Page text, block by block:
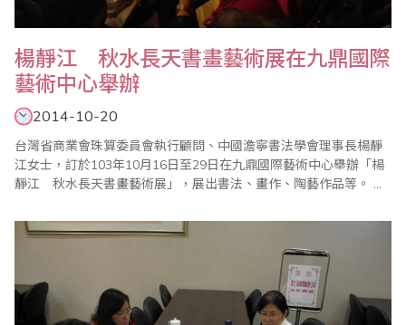
楊靜江 秋水長天書畫藝術展在九鼎國際
藝術中心舉辦
2014-10-20
台灣省商業會珠算委員會執行顧問、中國澹寧書法學會理事長楊靜
江女士，訂於103年10月16日至29日在九鼎國際藝術中心舉辦「楊
靜江 秋水長天書畫藝術展」，展出書法、畫作、陶藝作品等。 楊
次隨省商會上台表演推廣樂齡珠心算，文武全才，多才多藝，令人
佩服！